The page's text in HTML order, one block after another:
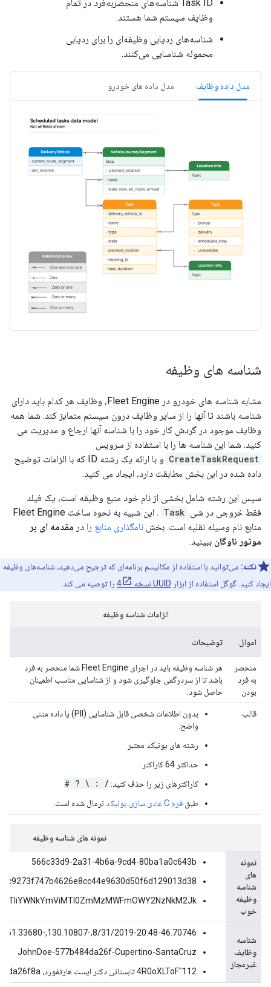
Task ID شناسه‌های منحصربه‌فرد در تمام
وظایف سیستم شما هستند.
شناسه‌های ردیابی وظیفه‌ای را برای ردیابی
محموله شناسایی می‌کنند.
مدل داده وظایف مدل داده های خودرو
شناسه های وظیفه
مشابه شناسه های خودرو در Fleet Engine، وظایف هر کدام باید دارای
شناسه باشند تا آنها را از سایر وظایف درون سیستم متمایز کند. شما همه
وظایف موجود در گردش کار خود را با شناسه آنها ارجاع و مدیریت می
کنید. شما این شناسه ها را با استفاده از سرویس
CreateTaskRequest
و با ارائه یک رشته ID که با الزامات توضیح
داده شده در این بخش مطابقت دارد، ایجاد می کنید.
سپس این رشته شامل بخشی از نام خود منبع وظیفه است، یک فیلد
فقط خروجی در شی
Task
. این شبیه به نحوه ساخت Fleet Engine
منابع نام وسیله نقلیه است. بخش نامگذاری منابع را در مقدمه ای بر
موتور ناوگان ببینید.
نکته: می‌توانید با استفاده از مکانیسم برنامه‌ای که ترجیح می‌دهید، شناسه‌های وظیفه
ایجاد کنید. گوگل استفاده از ابزار UUID نسخه 4 را توصیه می کند.
الزامات شناسه وظیفه
اموال توضیحات
منحصر
به فرد
بودن
هر شناسه وظیفه باید در اجرای Fleet Engine شما منحصر به فرد
باشد تا از سردرگمی جلوگیری شود و از شناسایی مناسب اطمینان
حاصل شود.
قالب
بدون اطلاعات شخصی قابل شناسایی (PII) یا داده متنی
واضح.
رشته های یونیکد معتبر
حداکثر 64 کاراکتر.
کاراکترهای زیر را حذف کنید: / : \ ? #
طبق فرم C عادی سازی یونیکد نرمال شده است.
نمونه های شناسه وظیفه
نمونه
های
شناسه
وظیفه
خوب
566c33d9-2a31-4b6a-9cd4-80ba1a0c643b
شناسه
وظایف
غیرمجاز
8/31/2019-20:48-46.70746,-130.10807,-85.17909,61.33680
JohnDoe-577b484da26f-Cupertino-SantaCruz
4R0oXLToF"112 تابستانی دکتر ایست هارتفورد، CT06118"577b484da26f8a